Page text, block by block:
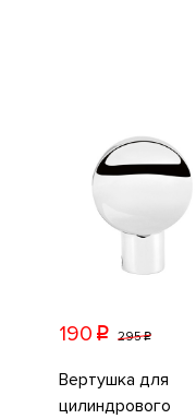
190 p 295p
Вертушка для
цилиндрового